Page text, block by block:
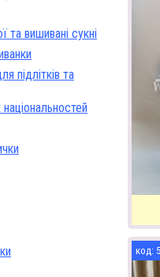
та вишивані сукні
підлітків та